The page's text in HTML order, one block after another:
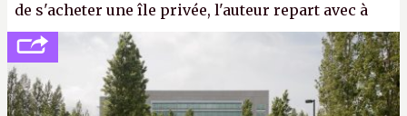
de s'acheter une île privée, l'auteur repart avec à
peine 2 000 dollars en poche. C'est toujours plus
cher payé que le temps passé à dev, mais ça
apprendra aux petits malins qu'on ne braque pas